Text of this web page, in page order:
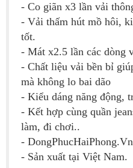
- Co giãn x3 lần vải
- Vải thấm hút mồ hôi,
tốt.
- Mát x2.5 lần các dòng
- Chất liệu vải bền bỉ
mà không lo bai dão
- Kiểu dáng năng động,
- Kết hợp cùng quần
làm, đi chơi..
-
- Sản xuất tại Việt Nam.